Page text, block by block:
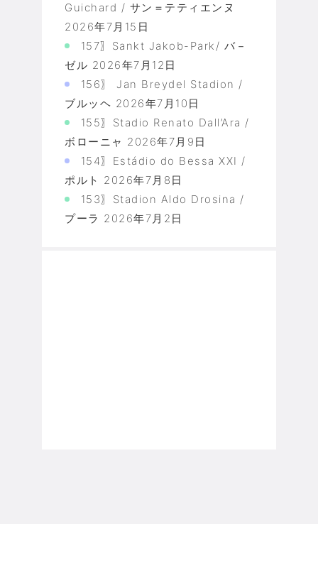
Guichard / サン＝テティエンヌ
2026年7月15日
157〗Sankt Jakob-Park/ バ－
ゼル 2026年7月12日
156〗 Jan Breydel Stadion /
ブルッヘ 2026年7月10日
155〗Stadio Renato Dall’Ara /
ボローニャ 2026年7月9日
154〗Estádio do Bessa XXI /
ポルト 2026年7月8日
153〗Stadion Aldo Drosina /
プーラ 2026年7月2日